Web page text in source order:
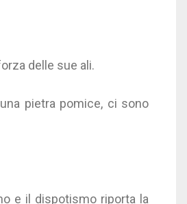
delle sue ali.
pietra pomice, ci sono
e il dispotismo riporta la